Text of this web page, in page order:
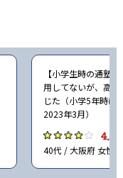
【小学生時の通塾
用してないが、高
じた（小学5年時に
2023年3月）
4.0
40代 / 大阪府 女性